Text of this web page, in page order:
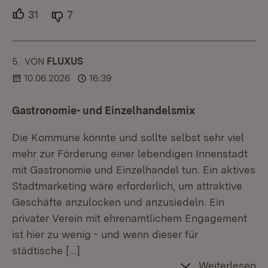
31 Unterstützer.
7
5. KOMMENTAR
VON :FLUXUS
10.06.2026
16:39
Gastronomie- und Einzelhandelsmix
Die Kommune könnte und sollte selbst sehr viel
mehr zur Förderung einer lebendigen Innenstadt
mit Gastronomie und Einzelhandel tun. Ein aktives
Stadtmarketing wäre erforderlich, um attraktive
Geschäfte anzulocken und anzusiedeln. Ein
privater Verein mit ehrenamtlichem Engagement
ist hier zu wenig - und wenn dieser für
städtische […]
Weiterlesen